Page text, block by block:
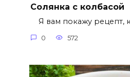
Солянка с колбасой
Я вам покажу рецепт,
0 572